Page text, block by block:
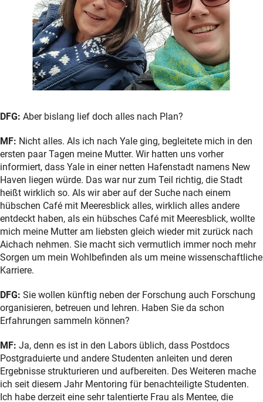
DFG: Aber bislang lief doch alles nach Plan?
MF: Nicht alles. Als ich nach Yale ging, begleitete mich in den
ersten paar Tagen meine Mutter. Wir hatten uns vorher
informiert, dass Yale in einer netten Hafenstadt namens New
Haven liegen würde. Das war nur zum Teil richtig, die Stadt
heißt wirklich so. Als wir aber auf der Suche nach einem
hübschen Café mit Meeresblick alles, wirklich alles andere
entdeckt haben, als ein hübsches Café mit Meeresblick, wollte
mich meine Mutter am liebsten gleich wieder mit zurück nach
Aichach nehmen. Sie macht sich vermutlich immer noch mehr
Sorgen um mein Wohlbefinden als um meine wissenschaftliche
Karriere.
DFG: Sie wollen künftig neben der Forschung auch Forschung
organisieren, betreuen und lehren. Haben Sie da schon
Erfahrungen sammeln können?
MF: Ja, denn es ist in den Labors üblich, dass Postdocs
Postgraduierte und andere Studenten anleiten und deren
Ergebnisse strukturieren und aufbereiten. Des Weiteren mache
ich seit diesem Jahr Mentoring für benachteiligte Studenten.
Ich habe derzeit eine sehr talentierte Frau als Mentee, die